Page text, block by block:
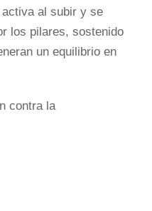
al subir y se
los pilares, sostenido
un equilibrio en
contra la